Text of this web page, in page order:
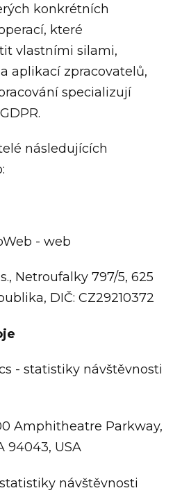
konkrétních
které
vlastními silami,
aplikací zpracovatelů,
specializují
následujících
- web
Netroufalky 797/5, 625
DIČ: CZ29210372
- statistiky návštěvnosti
Amphitheatre Parkway,
94043, USA
návštěvnosti